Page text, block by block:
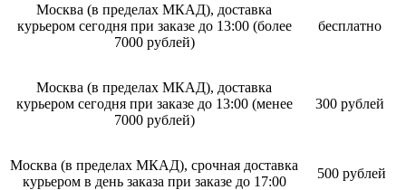
Москва (в пределах МКАД), доставка
курьером сегодня при заказе до 13:00 (более
7000 рублей)
бесплатно
Москва (в пределах МКАД), доставка
курьером сегодня при заказе до 13:00 (менее
7000 рублей)
300 рублей
Москва (в пределах МКАД), срочная доставка
курьером в день заказа при заказе до 17:00
500 рублей